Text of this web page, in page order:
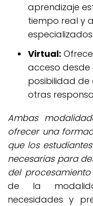
aprendizaje
tiempo real y
especializados.
Virtual:
acceso desde
posibilidad de
otras
Ambas
ofrecer una
que los
necesarias para
del
de la
necesidades y